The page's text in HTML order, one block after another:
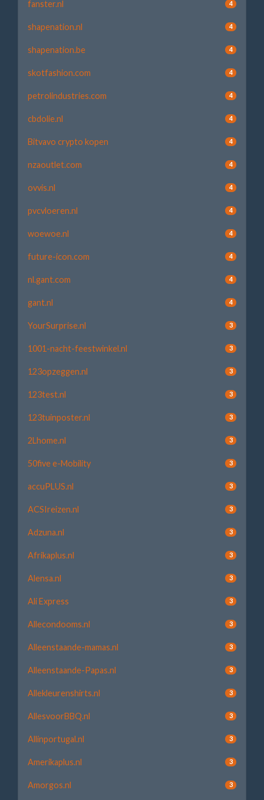
fanster.nl 4
shapenation.nl 4
shapenation.be 4
skotfashion.com 4
petrolindustries.com 4
cbdolie.nl 4
Bitvavo crypto kopen 4
nzaoutlet.com 4
ovvis.nl 4
pvcvloeren.nl 4
woewoe.nl 4
future-icon.com 4
nl.gant.com 4
gant.nl 4
YourSurprise.nl 3
1001-nacht-feestwinkel.nl 3
123opzeggen.nl 3
123test.nl 3
123tuinposter.nl 3
2Lhome.nl 3
50five e-Mobility 3
accuPLUS.nl 3
ACSIreizen.nl 3
Adzuna.nl 3
Afrikaplus.nl 3
Alensa.nl 3
Ali Express 3
Allecondooms.nl 3
Alleenstaande-mamas.nl 3
Alleenstaande-Papas.nl 3
Allekleurenshirts.nl 3
AllesvoorBBQ.nl 3
Allinportugal.nl 3
Amerikaplus.nl 3
Amorgos.nl 3